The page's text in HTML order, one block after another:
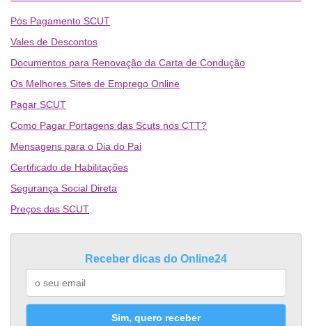
Pós Pagamento SCUT
Vales de Descontos
Documentos para Renovação da Carta de Condução
Os Melhores Sites de Emprego Online
Pagar SCUT
Como Pagar Portagens das Scuts nos CTT?
Mensagens para o Dia do Pai
Certificado de Habilitações
Segurança Social Direta
Preços das SCUT
Receber dicas do Online24
Sim, quero receber